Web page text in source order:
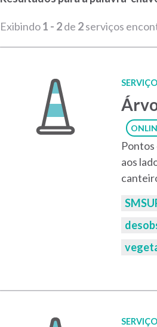
Exibindo1 - 2de 2serviços
aos
chaves: